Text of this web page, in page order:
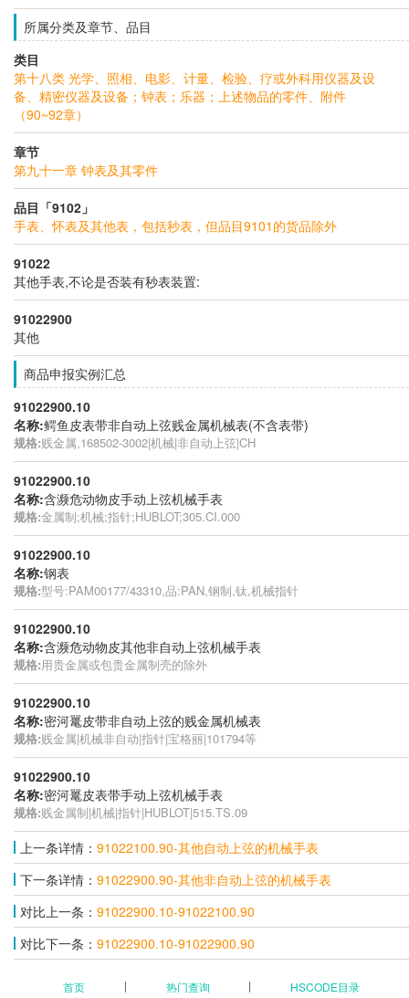
所属分类及章节、品目
类目
第十八类 光学、照相、电影、计量、检验、疗或外科用仪器及设
备、精密仪器及设备；钟表；乐器；上述物品的零件、附件
（90~92章）
章节
第九十一章 钟表及其零件
品目「9102」
手表、怀表及其他表，包括秒表，但品目9101的货品除外
91022
其他手表,不论是否装有秒表装置:
91022900
其他
商品申报实例汇总
91022900.10
名称:鳄鱼皮表带非自动上弦贱金属机械表(不含表带)
规格:贱金属,168502-3002|机械|非自动上弦|CH
91022900.10
名称:含濒危动物皮手动上弦机械手表
规格:金属制;机械;指针;HUBLOT;305.CI.000
91022900.10
名称:钢表
规格:型号:PAM00177/43310,品:PAN,钢制,钛,机械指针
91022900.10
名称:含濒危动物皮其他非自动上弦机械手表
规格:用贵金属或包贵金属制壳的除外
91022900.10
名称:密河鼍皮带非自动上弦的贱金属机械表
规格:贱金属|机械非自动|指针|宝格丽|101794等
91022900.10
名称:密河鼍皮表带手动上弦机械手表
规格:贱金属制|机械|指针|HUBLOT|515.TS.09
上一条详情： 91022100.90-其他自动上弦的机械手表
下一条详情： 91022900.90-其他非自动上弦的机械手表
对比上一条： 91022900.10-91022100.90
对比下一条： 91022900.10-91022900.90
首页 热门查询 HSCODE目录